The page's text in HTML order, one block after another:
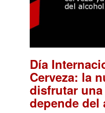
Día
Cerveza: la
disfrutar una
depende del